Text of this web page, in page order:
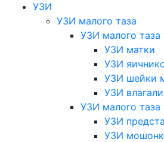
УЗИ
УЗИ малого таза
УЗИ малого
УЗИ матки
УЗИ
УЗИ шейки
УЗИ
УЗИ малого
УЗИ
УЗИ